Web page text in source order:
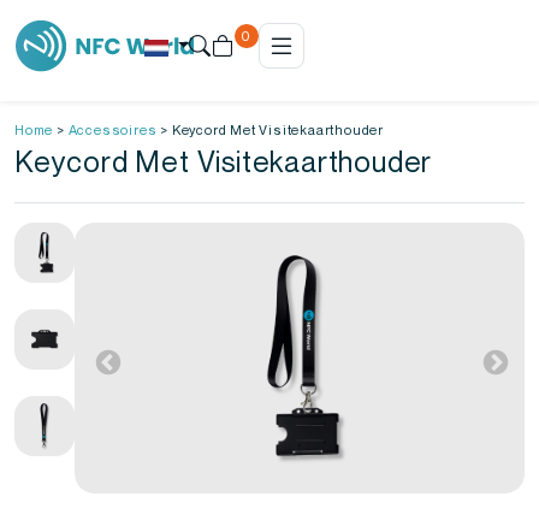
0
Home > Accessoires > Keycord Met Visitekaarthouder
Keycord Met Visitekaarthouder